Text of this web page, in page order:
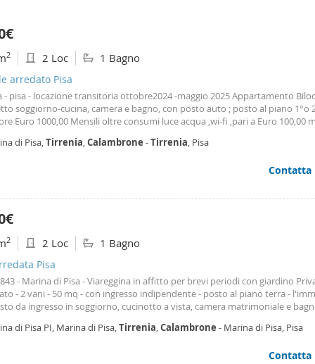
2 2 Loc 1 Bagno
arredato Pisa
- pisa - locazione transitoria ottobre2024 -maggio 2025 Appartamento
soggiorno-cucina, camera e bagno, con posto auto ; posto al piano 1°o
Euro 1000,00 Mensili oltre consumi luce acqua ,wi-fi ,pari a Euro 100,00
camerina e bagno, con posto auto ; posto al piano 1°o 2° - con ascensore
oltre iva 10 %) Bilocale Locazione Breve : Euro 350,00 a settimana tutto
Ottobre2024 -maggio 2025
di Pisa,Tirrenia,Calambrone -Tirrenia, Pisa
Contatta
2 2 Loc 1 Bagno
Pisa
843 - Marina di Pisa - Viareggina in affitto per brevi periodi con giardino
- 2 vani - 50 mq - con ingresso indipendente - posto al piano terra -
da ingresso in soggiorno, cucinotto a vista, camera matrimoniale e
Aria condizionata e Zanzariere. Non sono ammessi animali. Per info e
di Pisa PI, Marina di Pisa,Tirrenia,Calambrone - Marina di Pisa, Pisa
Contatta